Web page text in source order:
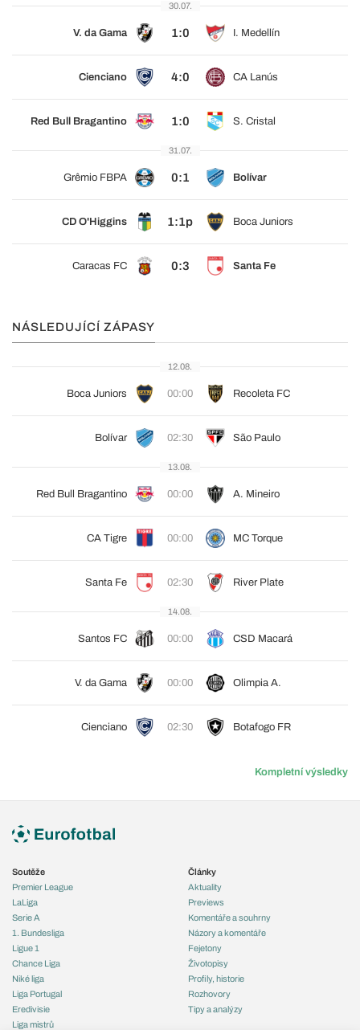
30.07.
V. da Gama 1:0 I. Medellín
Cienciano 4:0 CA Lanús
Red Bull Bragantino 1:0 S. Cristal
31.07.
Grêmio FBPA 0:1 Bolívar
CD O'Higgins 1:1p Boca Juniors
Caracas FC 0:3 Santa Fe
NÁSLEDUJÍCÍ ZÁPASY
12.08.
Boca Juniors 00:00 Recoleta FC
Bolívar 02:30 São Paulo
13.08.
Red Bull Bragantino 00:00 A. Mineiro
CA Tigre 00:00 MC Torque
Santa Fe 02:30 River Plate
14.08.
Santos FC 00:00 CSD Macará
V. da Gama 00:00 Olimpia A.
Cienciano 02:30 Botafogo FR
Kompletní výsledky
Soutěže
Premier League
LaLiga
Serie A
1. Bundesliga
Ligue 1
Chance Liga
Niké liga
Liga Portugal
Eredivisie
Liga mistrů
Články
Aktuality
Previews
Komentáře a souhrny
Názory a komentáře
Fejetony
Životopisy
Profily, historie
Rozhovory
Tipy a analýzy